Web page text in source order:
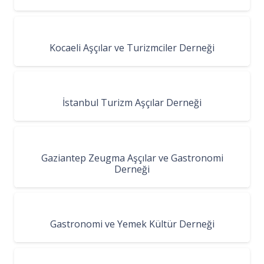
Kocaeli Aşçılar ve Turizmciler Derneği
İstanbul Turizm Aşçılar Derneği
Gaziantep Zeugma Aşçılar ve Gastronomi
Derneği
Gastronomi ve Yemek Kültür Derneği